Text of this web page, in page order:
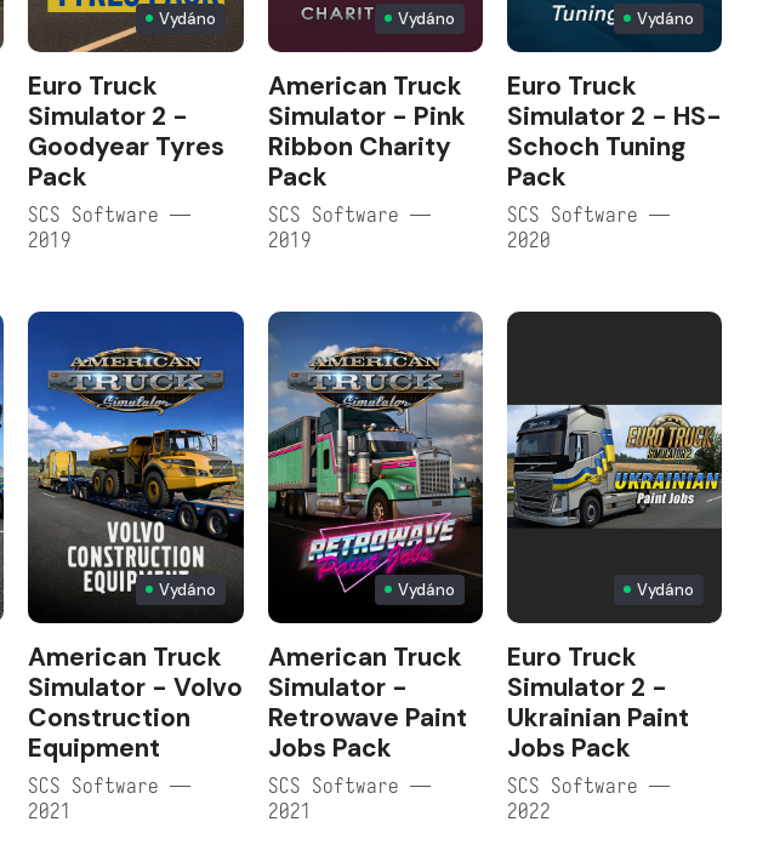
Vydáno
Euro Truck
Simulator 2 -
Goodyear Tyres
Pack
SCS Software —
2019
Vydáno
American Truck
Simulator - Pink
Ribbon Charity
Pack
SCS Software —
2019
Vydáno
Euro Truck
Simulator 2 - HS-
Schoch Tuning
Pack
SCS Software —
2020
Vydáno
American Truck
Simulator - Volvo
Construction
Equipment
SCS Software —
2021
Vydáno
American Truck
Simulator -
Retrowave Paint
Jobs Pack
SCS Software —
2021
Vydáno
Euro Truck
Simulator 2 -
Ukrainian Paint
Jobs Pack
SCS Software —
2022